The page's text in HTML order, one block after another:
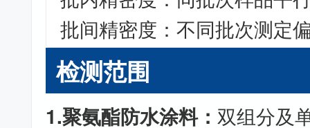
批间精密度：不同批次测定
检测范围
1.聚氨酯防水涂料：双组分及